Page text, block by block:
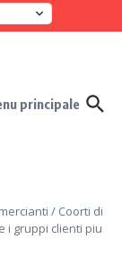
per crescita e
States
principale
/ Coorti di
i gruppi clienti piu